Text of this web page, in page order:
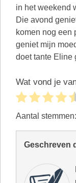
in het weekend
Die avond
komen nog een
geniet mijn
doet tante Eline
Wat vond je
Aantal stemmen:
Geschreven